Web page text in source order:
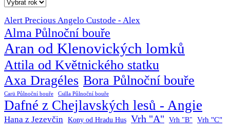
Alert Precious Angelo Custode - Alex
Alma Půlnoční bouře
Aran od Klenovických lomků
Attila od Květnického statku
Axa Dragéles Bora Půlnoční bouře
Carü Půlnoční bouře Csilla Půlnoční bouře
Dafné z Chejlavských lesů - Angie
Hana z Jezevčin Kony od Hradu Hus Vrh "A" Vrh "B" Vrh "C"